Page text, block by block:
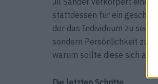
stattdessen für ein
der das Individuum zu
sondern Persönlichkeit zu
warum sollte diese sich